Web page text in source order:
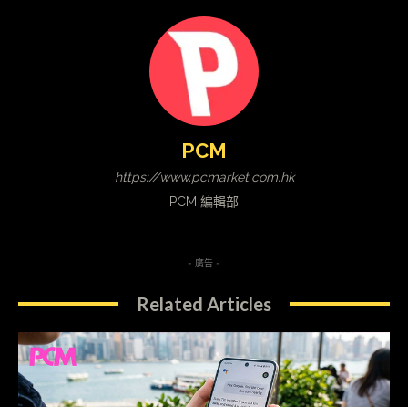
PCM
https://www.pcmarket.com.hk
PCM 編輯部
- 廣告 -
Related Articles